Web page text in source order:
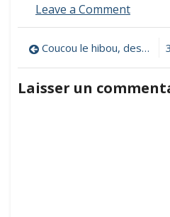
Leave a Commenton
de
l’Écolier
(MCNE)
Navigation
de
l’article
Coucou le hibou, des exercices pour apprendre à lire
Laisser un